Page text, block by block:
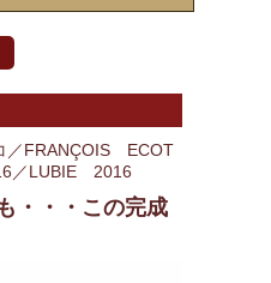
／FRANÇOIS ECOT
／LUBIE 2016
・・・この完成